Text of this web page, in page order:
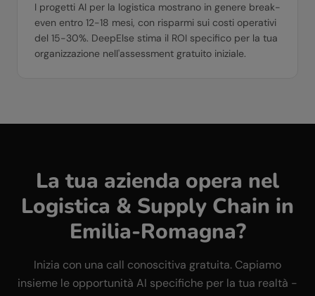
I progetti AI per la logistica mostrano in genere break-
even entro 12-18 mesi, con risparmi sui costi operativi
del 15-30%. DeepElse stima il ROI specifico per la tua
organizzazione nell'assessment gratuito iniziale.
La tua azienda opera nel
Logistica & Supply Chain in
Emilia-Romagna?
Inizia con una call conoscitiva gratuita. Capiamo
insieme le opportunità AI specifiche per la tua realtà -